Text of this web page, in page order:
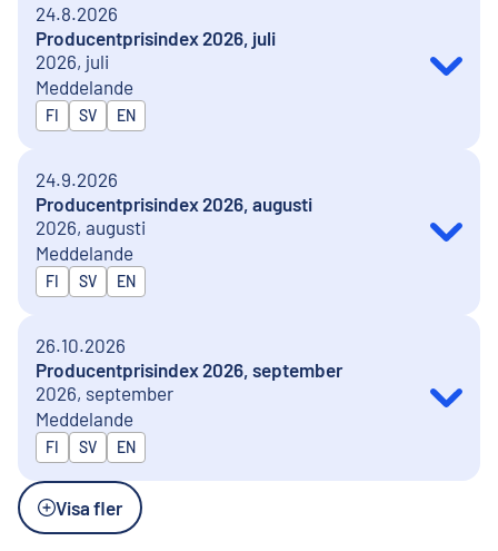
24.8.2026
Producentprisindex 2026, juli
2026, juli
Meddelande
Publiceras på
FI SV EN
24.9.2026
Producentprisindex 2026, augusti
2026, augusti
Meddelande
Publiceras på
FI SV EN
26.10.2026
Producentprisindex 2026, september
2026, september
Meddelande
Publiceras på
FI SV EN
Visa fler